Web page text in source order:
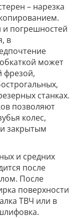
– нарезка
и погрешностей
в
может
фрезой,
станках.
позволяют
колес,
закрытым
и средних
после
После
поверхности
ТВЧ или в